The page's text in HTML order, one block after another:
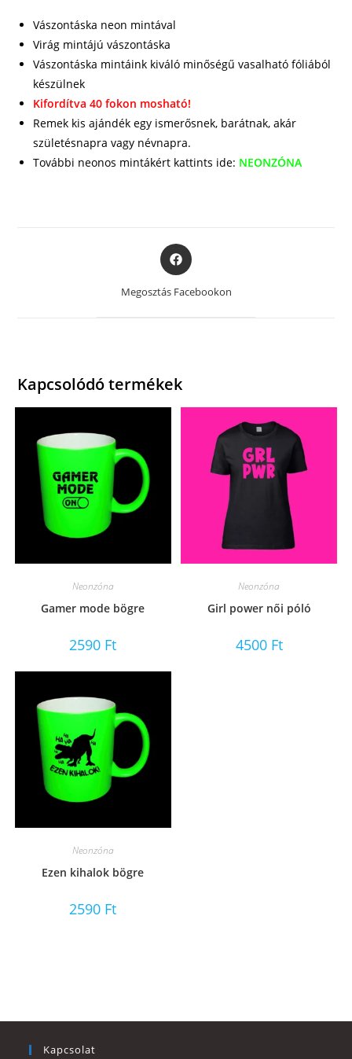
Vászontáska neon mintával
Virág mintájú vászontáska
Vászontáska mintáink kiváló minőségű vasalható fóliából
készülnek
Kifordítva 40 fokon mosható!
Remek kis ajándék egy ismerősnek, barátnak, akár
születésnapra vagy névnapra.
További neonos mintákért kattints ide: NEONZÓNA
Opens
in
a
Megosztás Facebookon
Kapcsolódó termékek
Neonzóna
Gamer mode bögre
2590 Ft
Neonzóna
Girl power női póló
4500 Ft
Neonzóna
Ezen kihalok bögre
2590 Ft
Kapcsolat